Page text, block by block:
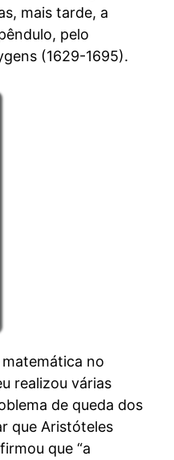
mais tarde, a
pelo
(1629-1695).
no
realizou várias
de queda dos
que Aristóteles
que “a